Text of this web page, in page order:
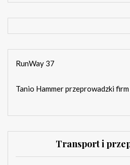
RunWay 37
Tanio Hammer przeprowadzki firm
Transport i